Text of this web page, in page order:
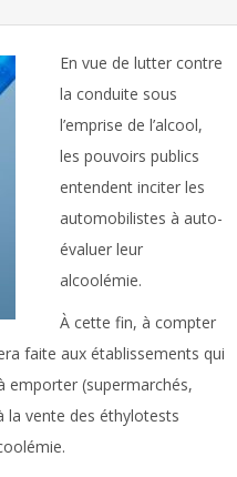
En vue de lutter contre
la conduite sous
l’emprise de l’alcool,
les pouvoirs publics
entendent inciter les
automobilistes à auto-
évaluer leur
alcoolémie.
À cette fin, à compter
faite aux établissements qui
emporter (supermarchés,
la vente des éthylotests